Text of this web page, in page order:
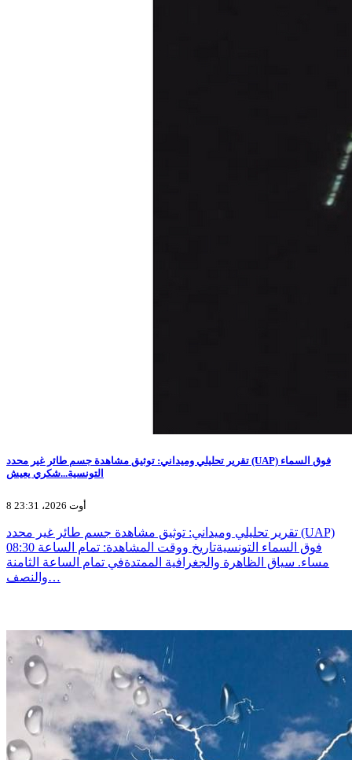
تقرير تحليلي وميداني: توثيق مشاهدة جسم طائر غير محدد (UAP) فوق السماء
التونسية...شكري يعيش
8 أوت 2026، 23:31
تقرير تحليلي وميداني: توثيق مشاهدة جسم طائر غير محدد (UAP)
فوق السماء التونسيةتاريخ ووقت المشاهدة: تمام الساعة 08:30
مساء. سياق الظاهرة والجغرافية الممتدةفي تمام الساعة الثامنة
والنصف…